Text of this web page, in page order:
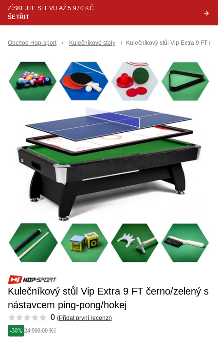
ZÍSKEJTE SLEVU AŽ 5 970 KČ
ŠETŘIT
Obchod Hop-sport / Kulečníkové stoly / Kulečníkový stůl Vip Extra 9 FT
Kulečníkový stůl Vip Extra 9 FT černo/zelený s
nástavcem ping-pong/hokej
Reviews 0 (Přidat první recenzi)
-30% 24 900,00 Kč